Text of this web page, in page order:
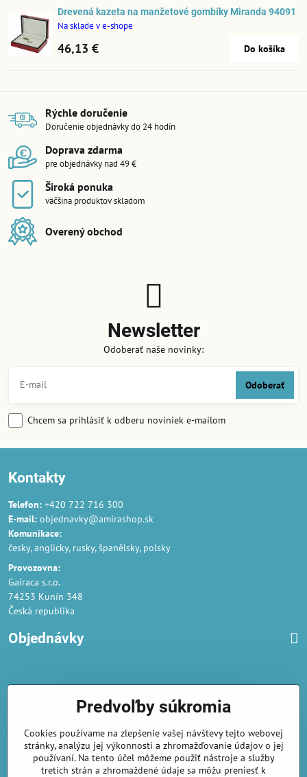
Drevená kazeta na manžetové gombíky Miranda 94091
Na sklade v e-shope
46,13 € Do košíka
Rýchle doručenie
Doručenie objednávky do 24 hodín
Doprava zdarma
pre objednávky nad 49 €
Široká ponuka
väčšina produktov skladom
Overený obchod
Newsletter
Odoberať naše novinky:
Odoberať
Chcem sa prihlásiť k odberu noviniek e-mailom
Kontakty
Telefon: +420 722 716 300
E-mail: objednavky@amirashop.sk
Komunikace:
česky, anglicky, rusky, španělsky, polsky
Provozovna:
Gairaca s.r.o.
74253 Kunín 348
Česká republika
Objednávky
Podmienky ochrany osobných údajov
Náklady na dodání a doba dodání
Veľkoobchod- značka Gaira®
Predvoľby súkromia
Cookies používame na zlepšenie vašej návštevy tejto webovej
stránky, analýzu jej výkonnosti a zhromažďovanie údajov o jej
používaní. Na tento účel môžeme použiť nástroje a služby
tretích strán a zhromaždené údaje sa môžu preniesť k